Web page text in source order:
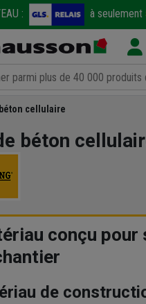
: à seulement
cellulaire
béton
conçu
de